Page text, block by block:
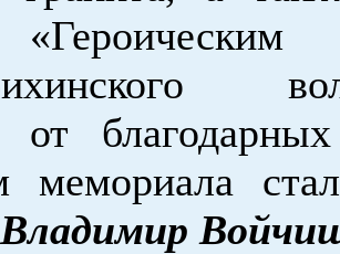
от
мемориала
Владимир